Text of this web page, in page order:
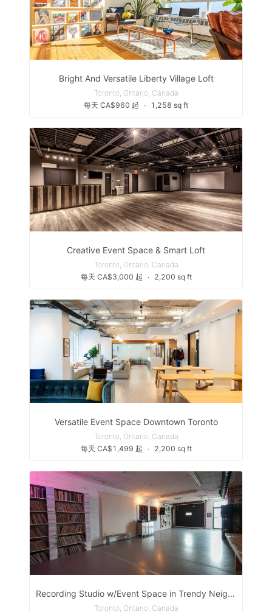
Bright And Versatile Liberty Village Loft
Toronto, Ontario, Canada
每天 CA$960 起
∙ 1,258 sq ft
Creative Event Space & Smart Loft
Toronto, Ontario, Canada
每天 CA$3,000 起
∙ 2,200 sq ft
Versatile Event Space Downtown Toronto
Toronto, Ontario, Canada
每天 CA$1,499 起
∙ 2,200 sq ft
Recording Studio w/Event Space in Trendy Neighbourhood
Toronto, Ontario, Canada